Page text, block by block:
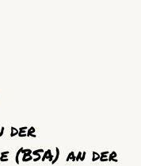
der
(BSA) an der